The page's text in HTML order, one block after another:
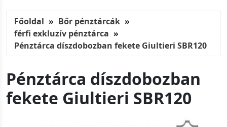
Főoldal
Bőr pénztárcák
férfi exkluzív pénztárca
Pénztárca díszdobozban fekete Giultieri SBR120
Pénztárca díszdobozban
fekete Giultieri SBR120